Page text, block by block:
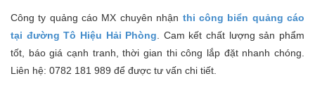
Công ty quảng cáo MX chuyên nhận thi công biển quảng cáo
tại đường Tô Hiệu Hải Phòng . Cam kết chất lượng sản phẩm
tốt, báo giá cạnh tranh, thời gian thi công lắp đặt nhanh chóng.
Liên hệ: 0782 181 989 để được tư vấn chi tiết.